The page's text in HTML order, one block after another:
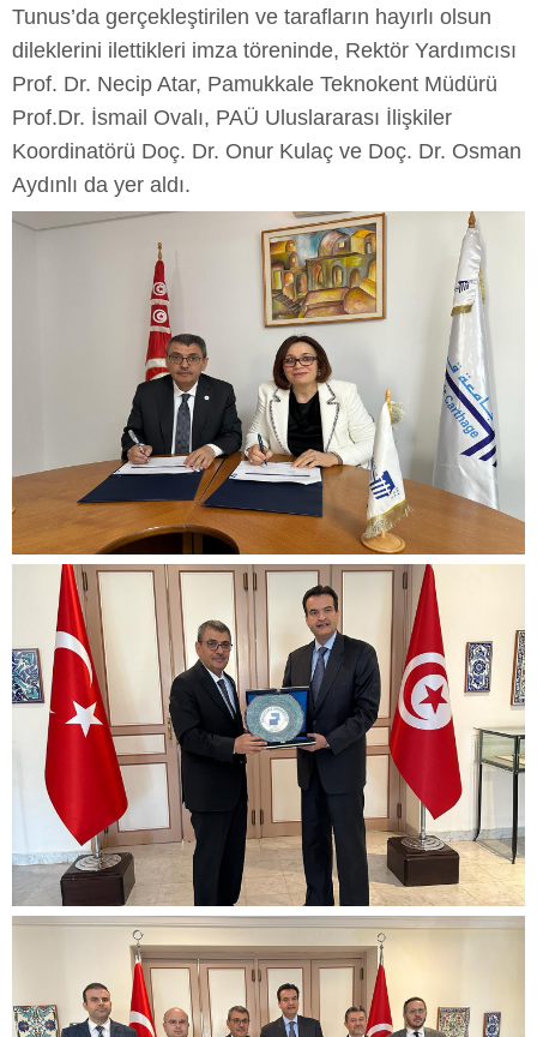
Tunus’da gerçekleştirilen ve tarafların hayırlı olsun
dileklerini ilettikleri imza töreninde, Rektör Yardımcısı
Prof. Dr. Necip Atar, Pamukkale Teknokent Müdürü
Prof.Dr. İsmail Ovalı, PAÜ Uluslararası İlişkiler
Koordinatörü Doç. Dr. Onur Kulaç ve Doç. Dr. Osman
Aydınlı da yer aldı.